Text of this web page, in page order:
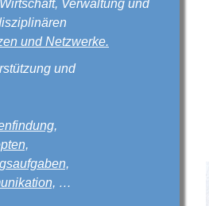
Verwaltung und
und Netzwerke.
und
…